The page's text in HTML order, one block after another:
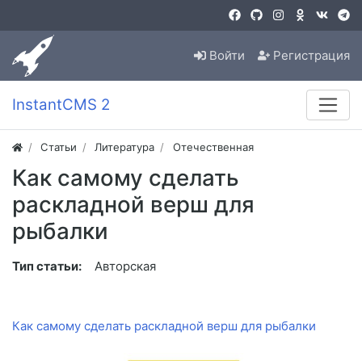
Войти Регистрация
InstantCMS 2
Статьи Литература Отечественная
Как самому сделать
раскладной верш для
рыбалки
Тип статьи: Авторская
Как самому сделать раскладной верш для рыбалки